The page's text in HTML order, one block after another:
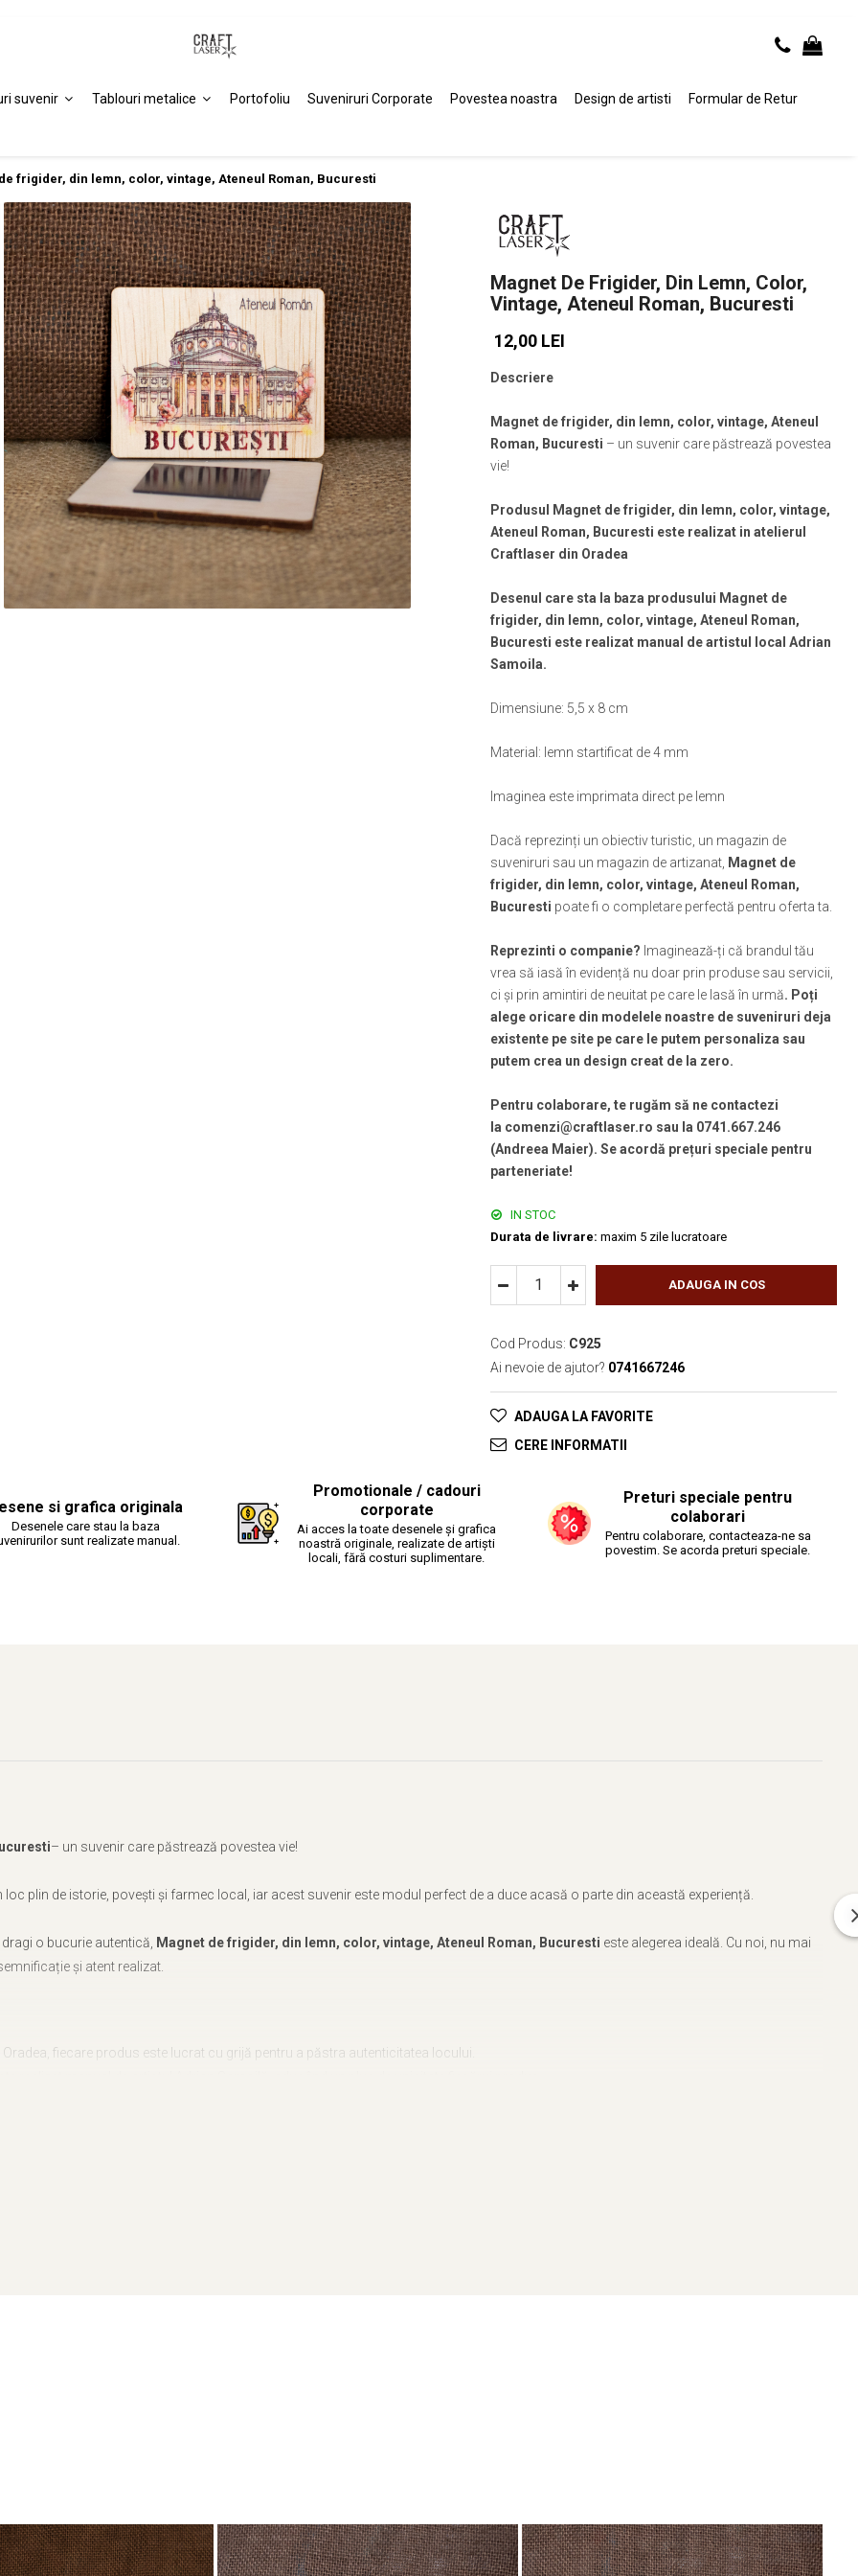
suvenir Tablouri metalice Portofoliu Suveniruri Corporate Povestea noastra Design de artisti Formular de Retur
frigider, din lemn, color, vintage, Ateneul Roman, Bucuresti
Magnet De Frigider, Din Lemn, Color,
Vintage, Ateneul Roman, Bucuresti
12,00 LEI
Descriere
Magnet de frigider, din lemn, color, vintage, Ateneul
Roman, Bucuresti – un suvenir care păstrează povestea
vie!
Produsul Magnet de frigider, din lemn, color, vintage,
Ateneul Roman, Bucuresti este realizat in atelierul
Craftlaser din Oradea
Desenul care sta la baza produsului Magnet de
frigider, din lemn, color, vintage, Ateneul Roman,
Bucuresti este realizat manual de artistul local Adrian
Samoila.
Dimensiune: 5,5 x 8 cm
Material: lemn startificat de 4 mm
Imaginea este imprimata direct pe lemn
Dacă reprezinți un obiectiv turistic, un magazin de
suveniruri sau un magazin de artizanat, Magnet de
frigider, din lemn, color, vintage, Ateneul Roman,
Bucuresti poate fi o completare perfectă pentru oferta ta.
Reprezinti o companie? Imaginează-ți că brandul tău
vrea să iasă în evidență nu doar prin produse sau servicii,
ci și prin amintiri de neuitat pe care le lasă în urmă. Poți
alege oricare din modelele noastre de suveniruri deja
existente pe site pe care le putem personaliza sau
putem crea un design creat de la zero.
Pentru colaborare, te rugăm să ne contactezi
la comenzi@craftlaser.ro sau la 0741.667.246
(Andreea Maier). Se acordă prețuri speciale pentru
parteneriate!
IN STOC
Durata de livrare: maxim 5 zile lucratoare
ADAUGA IN COS
Cod Produs: C925
Ai nevoie de ajutor? 0741667246
ADAUGA LA FAVORITE
CERE INFORMATII
si grafica originala
Desenele care stau la baza
sunt realizate manual.
Promotionale / cadouri
corporate
Ai acces la toate desenele și grafica
noastră originale, realizate de artiști
locali, fără costuri suplimentare.
Preturi speciale pentru
colaborari
Pentru colaborare, contacteaza-ne sa
povestim. Se acorda preturi speciale.
– un suvenir care păstrează povestea vie!
loc plin de istorie, povești și farmec local, iar acest suvenir este modul perfect de a duce acasă o parte din această experiență.
o bucurie autentică, Magnet de frigider, din lemn, color, vintage, Ateneul Roman, Bucuresti este alegerea ideală. Cu noi, nu mai
și atent realizat.
Oradea, fiecare produs este lucrat cu grijă pentru a păstra autenticitatea locului.